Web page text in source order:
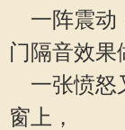
一阵震动
门隔音效果
一张愤怒
窗上，